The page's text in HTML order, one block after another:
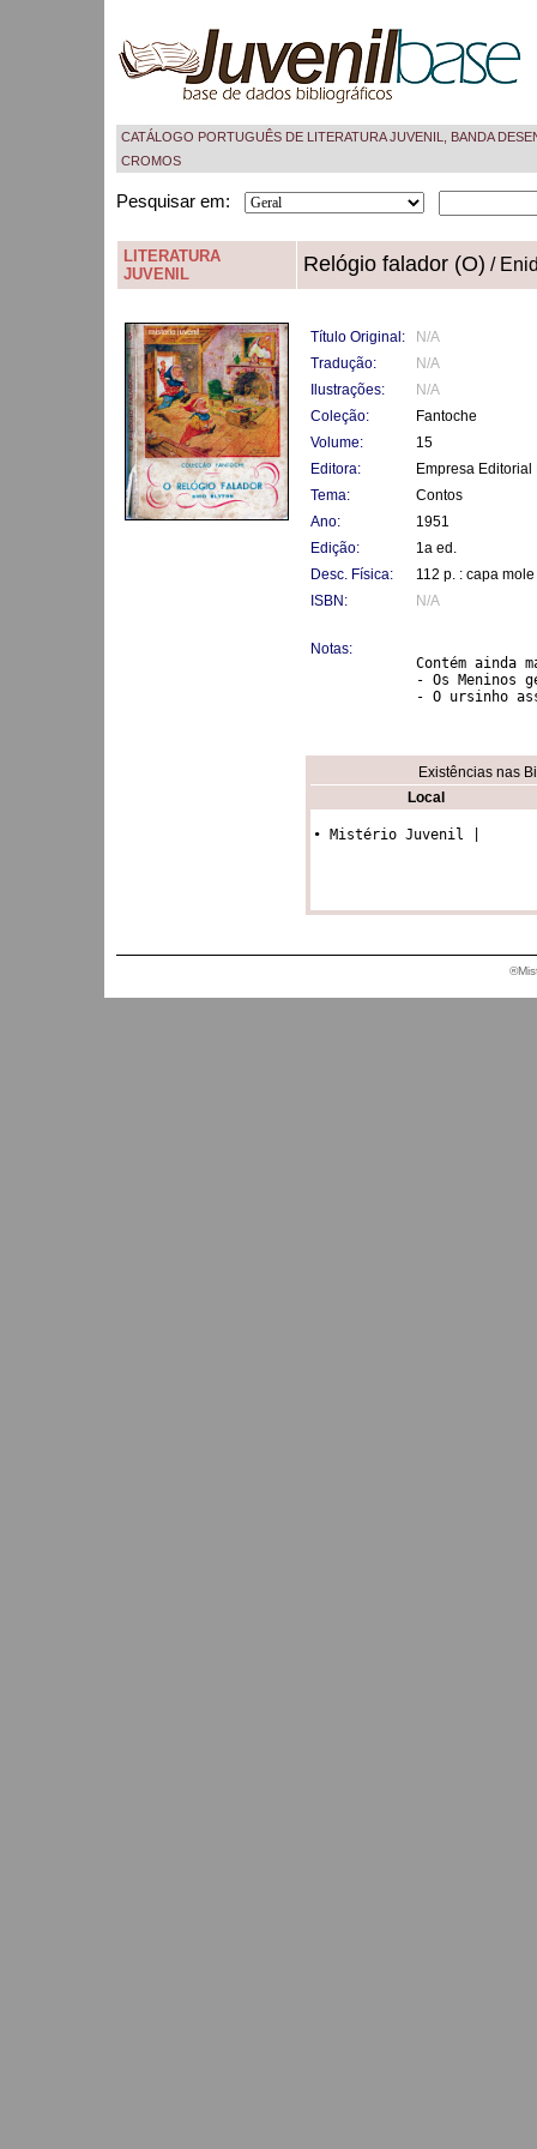
CATÁLOGO PORTUGUÊS DE LITERATURA JUVENIL, BANDA
CROMOS
Pesquisar em:
LITERATURA
JUVENIL
Relógio falador (O) /
Título Original:
N/A
Tradução:
N/A
Ilustrações:
N/A
Coleção:
Fantoche
Volume:
15
Editora:
Empresa Editorial
Tema:
Contos
Ano:
1951
Edição:
1a ed.
Desc. Física:
112 p. : capa
ISBN:
N/A
Notas:
Contém ainda
- Os Meninos
- O ursinho
Existências nas
Local
• Mistério Juvenil |